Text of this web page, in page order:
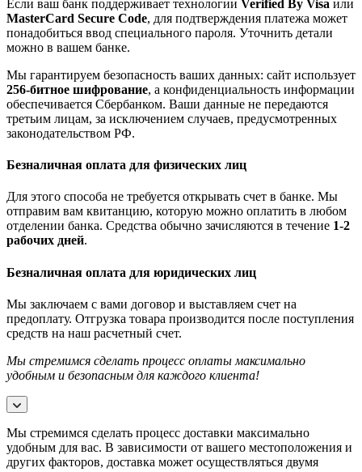
Если ваш банк поддерживает технологии Verified By Visa или
MasterCard Secure Code, для подтверждения платежа может
понадобиться ввод специального пароля. Уточнить детали
можно в вашем банке.
Мы гарантируем безопасность ваших данных: сайт использует
256-битное шифрование, а конфиденциальность информации
обеспечивается Сбербанком. Ваши данные не передаются
третьим лицам, за исключением случаев, предусмотренных
законодательством РФ.
Безналичная оплата для физических лиц
Для этого способа не требуется открывать счет в банке. Мы
отправим вам квитанцию, которую можно оплатить в любом
отделении банка. Средства обычно зачисляются в течение 1-2
рабочих дней.
Безналичная оплата для юридических лиц
Мы заключаем с вами договор и выставляем счет на
предоплату. Отгрузка товара производится после поступления
средств на наш расчетный счет.
Мы стремимся сделать процесс оплаты максимально
удобным и безопасным для каждого клиента!
Мы стремимся сделать процесс доставки максимально
удобным для вас. В зависимости от вашего местоположения и
других факторов, доставка может осуществляться двумя